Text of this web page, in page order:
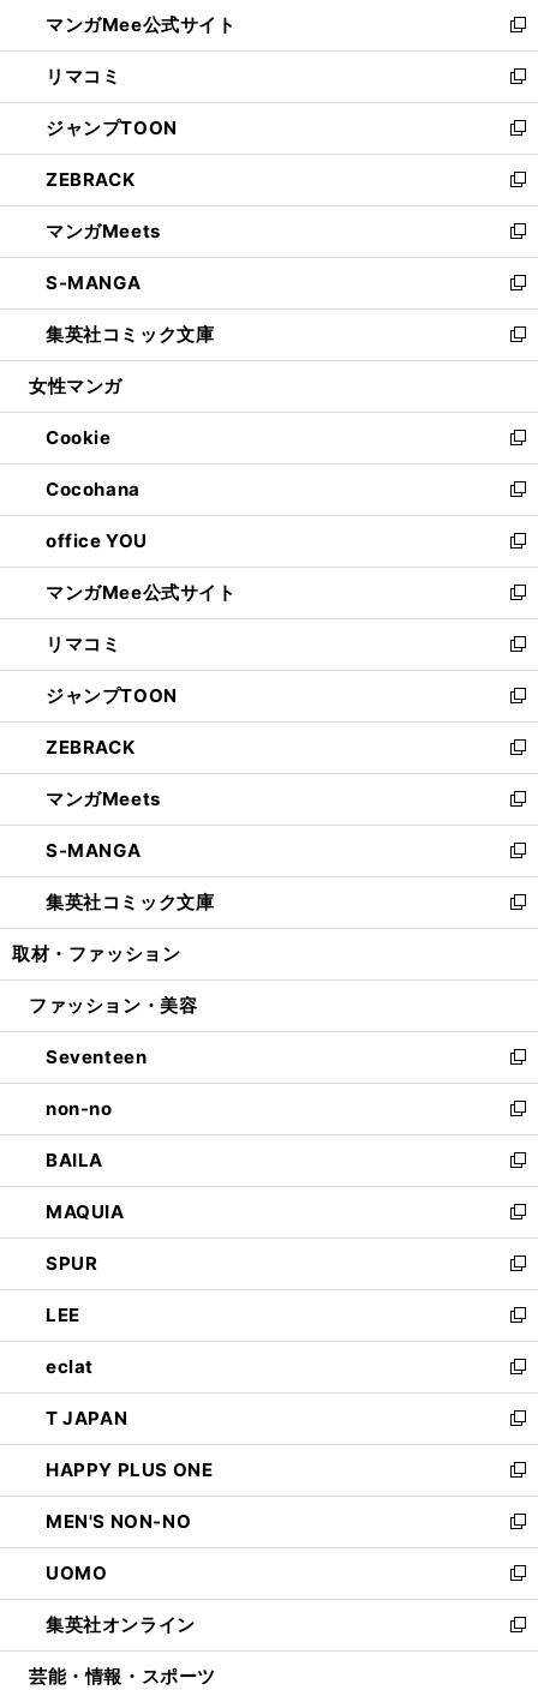
く
ド
ウ
で
開
く
ィ
ン
ド
ウ
で
開
く
い
ウ
ィ
ン
ド
ウ
で
開
く
マンガMee公式サイト
新
し
い
ウ
ィ
ン
ド
ウ
で
開
く
リマコミ
新
し
い
ウ
ィ
ン
ド
ウ
で
開
く
ジャンプTOON
新
し
い
ウ
ィ
ン
ド
ウ
で
開
ZEBRACK
新
し
い
ウ
ィ
ン
ド
ウ
開
く
マンガMeets
新
し
い
ウ
ィ
ン
ウ
で
開
く
S-MANGA
新
し
い
ウ
ン
ド
ウ
で
開
く
集英社コミック文庫
新
し
ウ
ィ
ン
ド
ウ
で
開
く
女性マンガ
Cookie
新
し
い
ウ
ィ
ン
ド
ウ
で
開
く
Cocohana
新
し
い
ウ
ィ
ン
ド
ウ
で
開
く
office YOU
新
し
い
ウ
ィ
ン
ド
ウ
で
開
く
マンガMee公式サイト
新
し
い
ウ
ィ
ン
ド
ウ
で
開
く
リマコミ
新
し
い
ウ
ィ
ン
ド
ウ
で
開
く
ジャンプTOON
新
し
い
ウ
ィ
ン
ド
ウ
で
開
ZEBRACK
新
し
い
ウ
ィ
ン
ド
ウ
開
マンガMeets
新
し
い
ウ
ィ
ン
ウ
開
く
S-MANGA
新
し
い
ウ
ン
ウ
で
開
く
集英社コミック文庫
新
し
ウ
ン
ド
ウ
で
開
く
取材・ファッション
ファッション・美容
Seventeen
新
し
い
ウ
ィ
ン
ド
ウ
で
開
く
non-no
新
し
い
ウ
ィ
ン
ド
ウ
で
開
く
BAILA
新
し
い
ウ
ィ
ン
ド
ウ
で
開
く
MAQUIA
新
し
い
ウ
ィ
ン
ド
ウ
で
開
く
SPUR
新
し
い
ウ
ィ
ン
ド
ウ
で
開
く
LEE
新
し
い
ウ
ィ
ン
ド
ウ
で
開
く
eclat
新
し
い
ウ
ィ
ン
ド
ウ
で
開
く
T JAPAN
新
し
い
ウ
ィ
ン
ド
ウ
で
開
HAPPY PLUS ONE
新
し
い
ウ
ィ
ン
ド
ウ
MEN'S NON-NO
新
し
い
ウ
ィ
ン
UOMO
新
し
い
ウ
集英社オンライン
新
し
芸能・情報・スポーツ